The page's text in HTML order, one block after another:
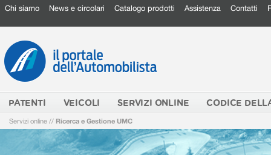
Chi siamo News e circolari Catalogo prodotti Assistenza Contatti
PATENTI VEICOLI SERVIZI ONLINE CODICE
Servizi online // Ricerca e Gestione UMC